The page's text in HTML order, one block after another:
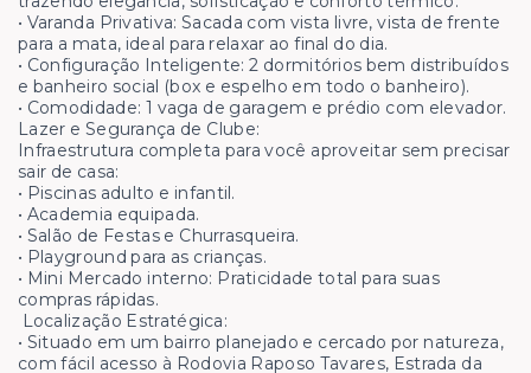
• Varanda Privativa: Sacada com vista livre, vista de frente
para a mata, ideal para relaxar ao final do dia.
• Configuração Inteligente: 2 dormitórios bem distribuídos
e banheiro social (box e espelho em todo o banheiro).
• Comodidade: 1 vaga de garagem e prédio com elevador.
Lazer e Segurança de Clube:
Infraestrutura completa para você aproveitar sem precisar
sair de casa:
• Piscinas adulto e infantil.
• Academia equipada.
• Salão de Festas e Churrasqueira.
• Playground para as crianças.
• Mini Mercado interno: Praticidade total para suas
compras rápidas.
Localização Estratégica:
• Situado em um bairro planejado e cercado por natureza,
com fácil acesso à Rodovia Raposo Tavares, Estrada da